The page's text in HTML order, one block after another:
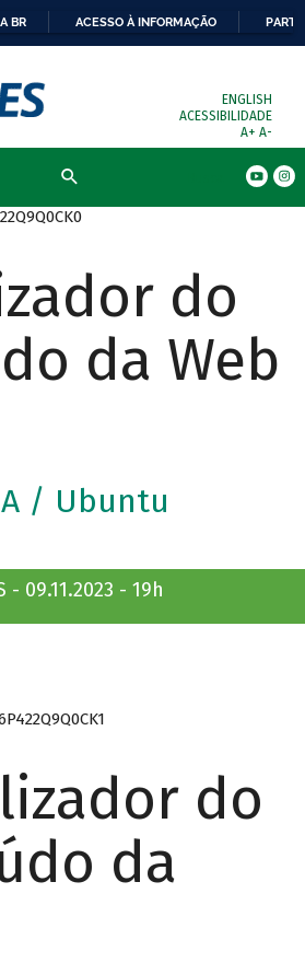
BR ACESSO À INFORMAÇÃO
ENGLISH
ACESSIBILIDADE
A+ A-
do
da Web
/ Ubuntu
09.11.2023 - 19h
do
da